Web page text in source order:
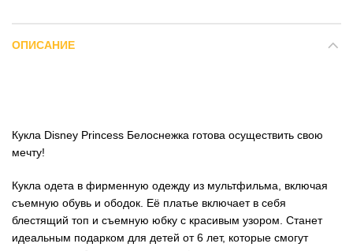
ОПИСАНИЕ
Кукла Disney Princess Белоснежка готова осуществить свою
мечту!
Кукла одета в фирменную одежду из мультфильма, включая
съемную обувь и ободок. Её платье включает в себя
блестящий топ и съемную юбку с красивым узором. Станет
идеальным подарком для детей от 6 лет, которые смогут